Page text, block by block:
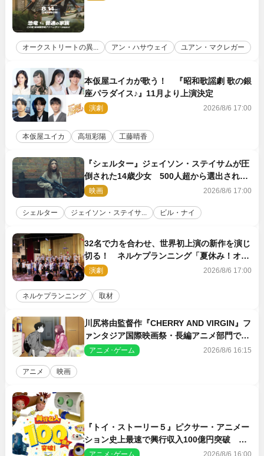
オークストリートの異... アン・ハサウェイ ユアン・マクレガー
本仮屋ユイカが歌う！ 『昭和歌謡劇 歌の銀
座パラダイス♪』11月より上演決定
演劇 2026/8/6 17:00
本仮屋ユイカ 高垣彩陽 工藤晴香
『シェルター』ジェイソン・ステイサムが圧
倒された14歳少女 500人超から選出された
新鋭ボディ・レイ・ブレスナックとは
映画 2026/8/6 17:00
シェルター ジェイソン・ステイサ... ビル・ナイ
32名で力を合わせ、世界初上演の新作を演じ
切る！ ネルケプランニング「夏休み！オ
ン・ワークショップ2026」レポート【最終
日】
演劇 2026/8/6 17:00
ネルケプランニング 取材
川尻将由監督作『CHERRY AND VIRGIN』フ
ァンタジア国際映画祭・長編アニメ部門で観
客賞・金賞受賞！
アニメ･ゲーム 2026/8/6 16:15
アニメ 映画
『トイ・ストーリー５』ピクサー・アニメー
ション史上最速で興行収入100億円突破 シ
リーズNo.1興収が目前
アニメ･ゲーム 2026/8/6 16:00